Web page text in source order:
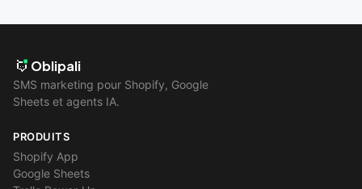
Oblipali
SMS marketing pour Shopify, Google
Sheets et agents IA.
PRODUITS
Shopify App
Google Sheets